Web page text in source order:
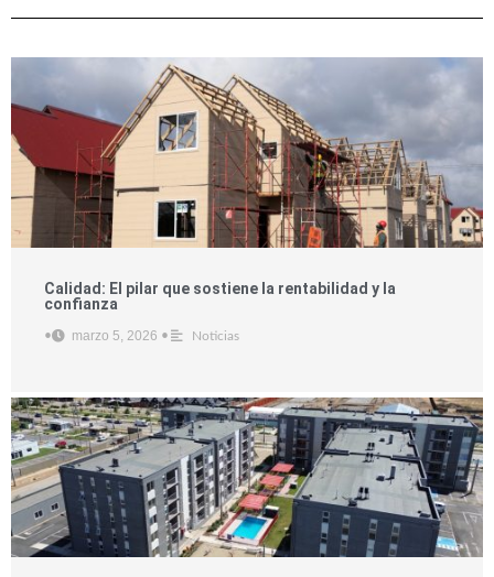
Calidad: El pilar que sostiene la rentabilidad y la
confianza
• marzo 5, 2026 • Noticias